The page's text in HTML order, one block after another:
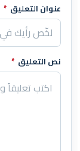
عنوان التعليق *
نص التعليق *